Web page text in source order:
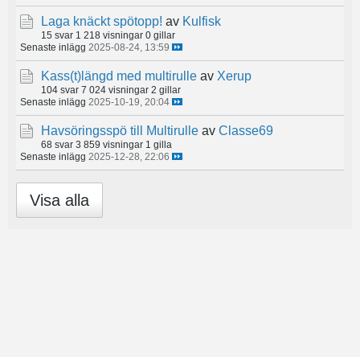
Laga knäckt spötopp! av Kulfisk
15 svar 1 218 visningar 0 gillar
Senaste inlägg 2025-08-24, 13:59
Kass(t)längd med multirulle av Xerup
104 svar 7 024 visningar 2 gillar
Senaste inlägg 2025-10-19, 20:04
Havsöringsspö till Multirulle av Classe69
68 svar 3 859 visningar 1 gilla
Senaste inlägg 2025-12-28, 22:06
Visa alla